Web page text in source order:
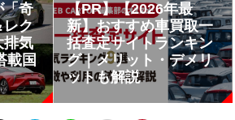
「奇
ク
排気
載国
【PR】【2026年最
新】おすすめ車買取一
括査定サイトランキン
グ｜メリット・デメリ
ットも解説